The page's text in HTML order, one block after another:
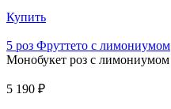
Купить
5 роз Фруттето с лимониумом
Монобукет роз с лимониумом
5 190 ₽